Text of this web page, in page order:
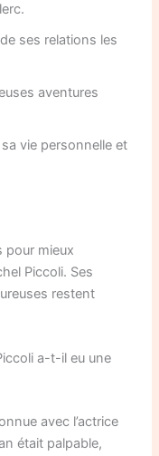
ses relations les
aventures
vie personnelle et
pour mieux
Piccoli. Ses
restent
a-t-il eu une
avec l’actrice
était palpable,